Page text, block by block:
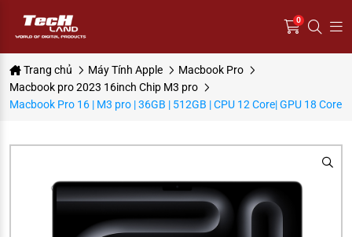
0
Trang chủ Máy Tính Apple
Macbook Pro
Macbook pro 2023 16inch Chip M3 pro
Macbook Pro 16 | M3 pro | 36GB | 512GB | CPU 12 Core| GPU 18 Core